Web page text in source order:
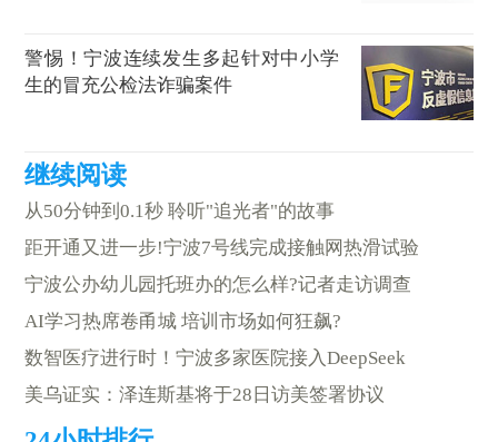
警惕！宁波连续发生多起针对中小学
生的冒充公检法诈骗案件
从50分钟到0.1秒 聆听"追光者"的故事
距开通又进一步!宁波7号线完成接触网热滑试验
宁波公办幼儿园托班办的怎么样?记者走访调查
AI学习热席卷甬城 培训市场如何狂飙?
数智医疗进行时！宁波多家医院接入DeepSeek
美乌证实：泽连斯基将于28日访美签署协议